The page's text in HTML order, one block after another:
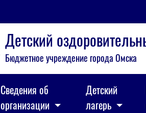
Детский
Бюджетное учреждение города Омска
Сведения об
организации
Детский
лагерь